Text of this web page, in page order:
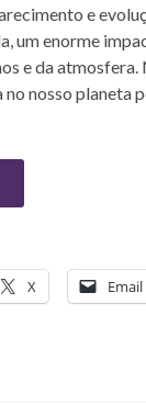
e
um enorme
e da atmosfera.
nosso planeta
X Email